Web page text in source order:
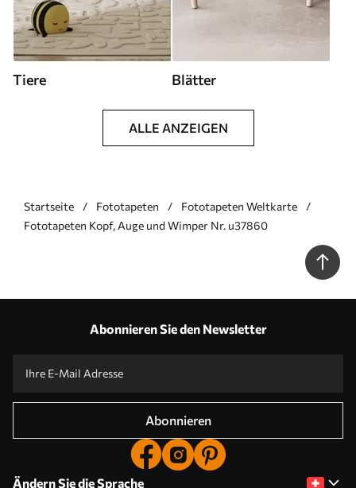
Tiere Blätter
ALLE ANZEIGEN
Startseite Fototapeten
Fototapeten Weltkarte
Fototapeten Kopf, Auge und Wimper Nr. u37860
Abonnieren Sie den Newsletter
Abonnieren
Ändern Sie die Sprache